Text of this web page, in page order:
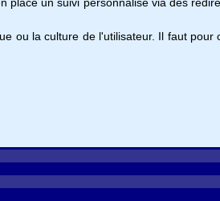
ou la culture de l'utilisateur. Il faut pour